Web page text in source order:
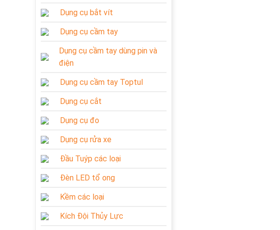
Dụng cụ bắt vít
Dụng cụ cầm tay
Dụng cụ cầm tay dùng pin và
điện
Dụng cụ cầm tay Toptul
Dụng cụ cắt
Dụng cụ đo
Dụng cụ rửa xe
Đầu Tuýp các loại
Đèn LED tổ ong
Kềm các loại
Kích Đội Thủy Lực